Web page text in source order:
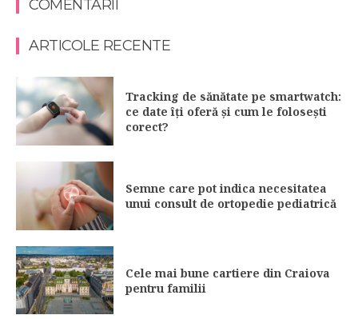
COMENTARII
ARTICOLE RECENTE
Tracking de sănătate pe smartwatch:
ce date îți oferă și cum le folosești
corect?
Semne care pot indica necesitatea
unui consult de ortopedie pediatrică
Cele mai bune cartiere din Craiova
pentru familii